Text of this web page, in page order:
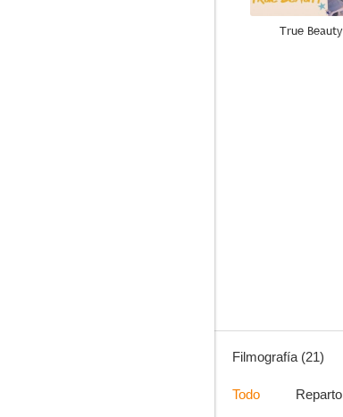
True Beauty
Filmografía (21)
Todo Reparto